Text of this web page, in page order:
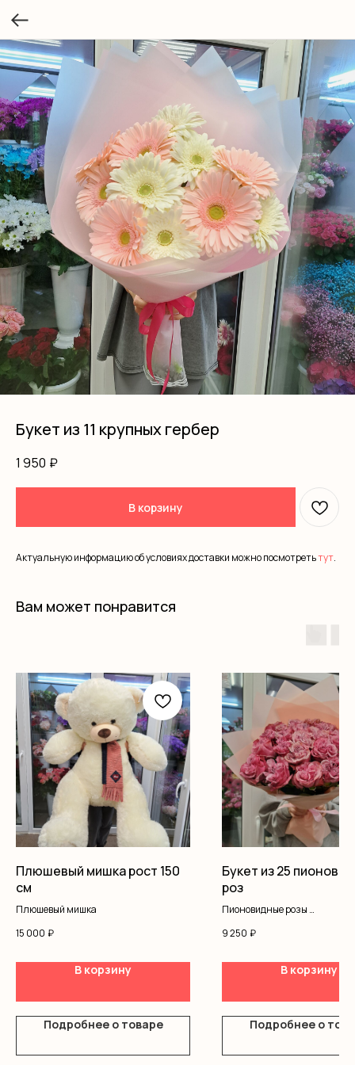
Букет из 11 крупных гербер
1 950 ₽
В корзину
Актуальную информацию об условиях доставки можно посмотретьтут.
Вам может понравится
Плюшевый мишка рост 150
см
Плюшевый мишка
15 000 ₽
В корзину
Подробнее о товаре
Букет из 25
роз
Пионовидные розы
9 250 ₽
В корзину
Подробнее о